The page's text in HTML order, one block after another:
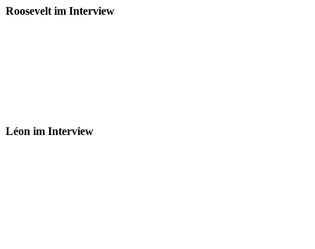
Roosevelt im Interview
Léon im Interview